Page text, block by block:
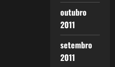
outubro
2011
setembro
2011